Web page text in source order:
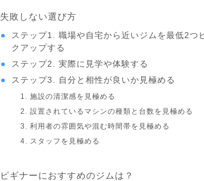
失敗しない選び方
ステップ1. 職場や自宅から近いジムを最低2つ
クアップする
ステップ2. 実際に見学や体験する
ステップ3. 自分と相性が良いか見極める
1. 施設の清潔感を見極める
2. 設置されているマシンの種類と台数を見極める
3. 利用者の雰囲気や混む時間帯を見極める
4. スタッフを見極める
ビギナーにおすすめのジムは？